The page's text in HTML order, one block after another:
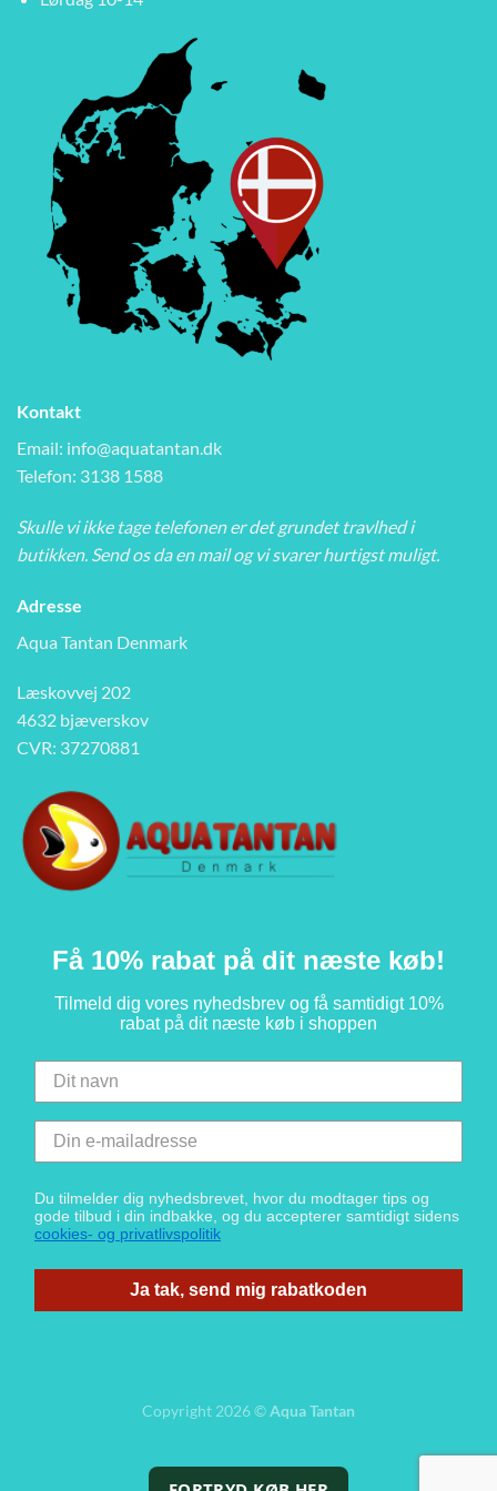
Kontakt
Email: info@aquatantan.dk
Telefon: 3138 1588
Skulle vi ikke tage telefonen er det grundet travlhed i
butikken. Send os da en mail og vi svarer hurtigst muligt.
Adresse
Aqua Tantan Denmark
Læskovvej 202
4632 bjæverskov
CVR: 37270881
Få 10% rabat på dit næste køb!
Tilmeld dig vores nyhedsbrev og få samtidigt 10%
rabat på dit næste køb i shoppen
Du tilmelder dig nyhedsbrevet, hvor du modtager tips og
gode tilbud i din indbakke, og du accepterer samtidigt sidens
cookies- og privatlivspolitik
Ja tak, send mig rabatkoden
Copyright 2026 ©Aqua Tantan